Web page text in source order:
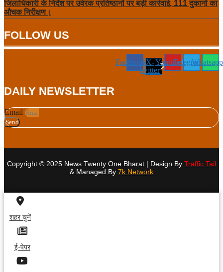
जिलाधिकारी के निर्देश पर उर्वरक प्रतिष्ठानों पर बड़ी कार्रवाई, 111 दुकानों का
औचक निरीक्षण।
FOLLOW US
FacebookX-
twitter
YoutubeTelegramWhatsapp
DAILY NEWSLETTER
Email
Send
Copyright © 2025 News Twenty One Bharat | Design By Traffic Tail
& Managed By 7k Network
शहर चुनें
ई-पेपर